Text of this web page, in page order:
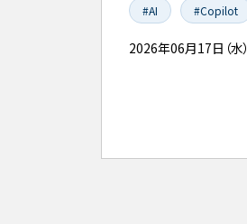
#AI #Copilot
2026年06月17日（水）